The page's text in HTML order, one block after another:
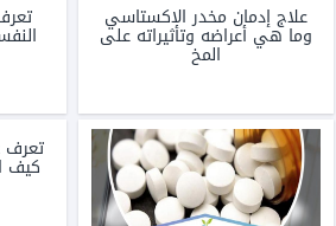
علاج إدمان مخدر الاكستاسي
وما هي أعراضه وتأثيراته على
المخ
كيف